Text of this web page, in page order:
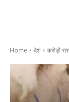
Home देश करोड़ों